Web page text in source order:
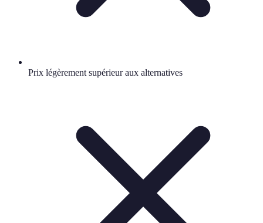
Prix légèrement supérieur aux alternatives